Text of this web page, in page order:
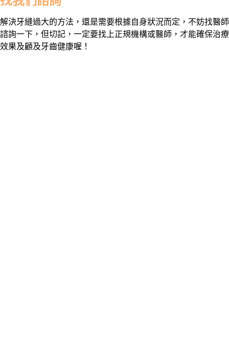
解決牙縫過大的方法，還是需要根據自身狀況而定，不妨找醫師
諮詢一下，但切記，一定要找上正規機構或醫師，才能確保治療
效果及顧及牙齒健康喔！